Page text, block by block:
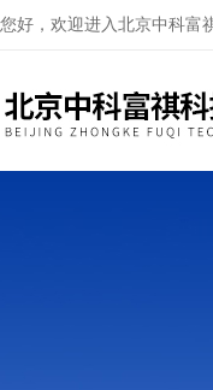
您好，欢迎进入北京中科富